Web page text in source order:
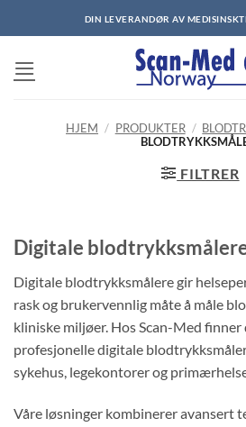
to
DIN LEVERANDØR AV
HJEM / PRODUKTER /
FILTRER
Digitale
Digitale blodtrykksmålere gir
rask og brukervennlig måte å måle
kliniske miljøer. Hos Scan-Med
profesjonelle digitale
sykehus, legekontorer og
Våre løsninger kombinerer avansert